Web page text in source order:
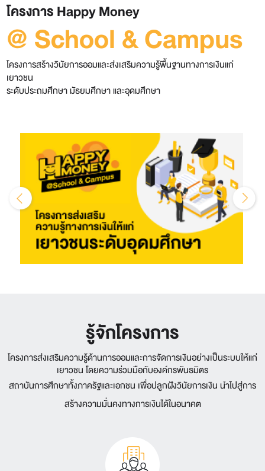
โครงการ Happy Money
@ School & Campus
โครงการสร้างวินัยการออมและส่งเสริมความรู้พื้นฐานทางการเงินแก่
เยาวชน
ระดับประถมศึกษา มัธยมศึกษา และอุดมศึกษา
รู้จักโครงการ
โครงการส่งเสริมความรู้ด้านการออมและการจัดการเงินอย่างเป็นระบบให้แก่
เยาวชน โดยความร่วมมือกับองค์กรพันธมิตร
สถาบันการศึกษาทั้งภาครัฐและเอกชน เพื่อปลูกฝังวินัยการเงิน นําไปสู่การ
สร้างความมั่นคงทางการเงินได้ในอนาคต